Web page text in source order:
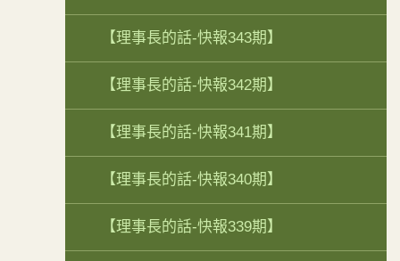
【理事長的話-快報343期】
【理事長的話-快報342期】
【理事長的話-快報341期】
【理事長的話-快報340期】
【理事長的話-快報339期】